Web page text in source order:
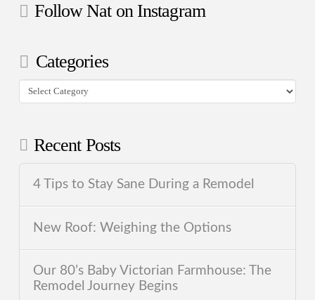
Follow Nat on Instagram
Categories
Categories
Recent Posts
4 Tips to Stay Sane During a Remodel
New Roof: Weighing the Options
Our 80’s Baby Victorian Farmhouse: The
Remodel Journey Begins